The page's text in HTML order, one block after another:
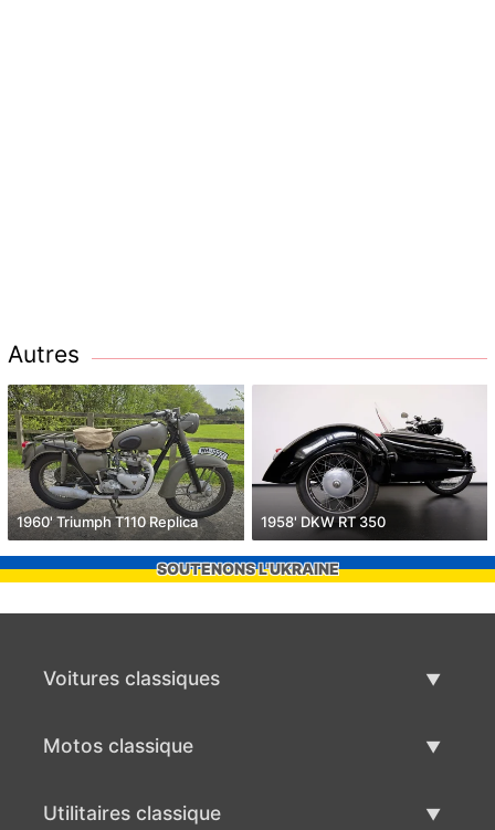
Autres
1960' Triumph T110 Replica 1958' DKW RT 350
SOUTENONS L'UKRAINE
Voitures classiques
Motos classique
Utilitaires classique